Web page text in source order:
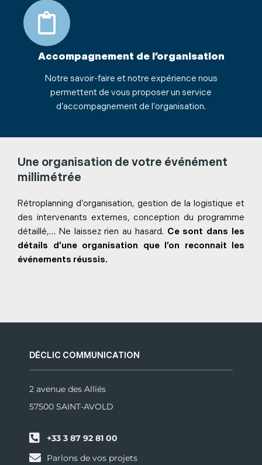
Accompagnement de l’organisation
Notre savoir-faire et notre expérience nous
permettent de vous proposer un service
d’accompagnement de l’organisation.
Une organisation de votre événément
millimétrée
Rétroplanning d’organisation, gestion de la logistique et
des intervenants externes, conception du programme
détaillé,… Ne laissez rien au hasard. Ce sont dans les
détails d’une organisation que l’on reconnait les
événements réussis.
DÉCLIC COMMUNICATION
2 avenue des Alliés
57500 SAINT-AVOLD
+33 3 87 92 81 00
Parlons de vos projets